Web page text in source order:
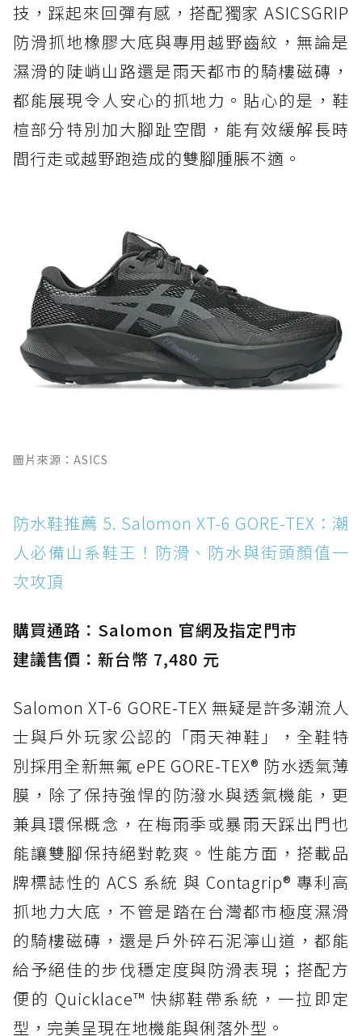
技，踩起來回彈有感，搭配獨家 ASICSGRIP
防滑抓地橡膠大底與專用越野齒紋，無論是
濕滑的陡峭山路還是雨天都市的騎樓磁磚，
都能展現令人安心的抓地力。貼心的是，鞋
楦部分特別加大腳趾空間，能有效緩解長時
間行走或越野跑造成的雙腳腫脹不適。
圖片來源：ASICS
防水鞋推薦 5. Salomon XT-6 GORE-TEX：潮
人必備山系鞋王！防滑、防水與街頭顏值一
次攻頂
購買通路：Salomon 官網及指定門市
建議售價：新台幣 7,480 元
Salomon XT-6 GORE-TEX 無疑是許多潮流人
士與戶外玩家公認的「雨天神鞋」，全鞋特
別採用全新無氟 ePE GORE-TEX® 防水透氣薄
膜，除了保持強悍的防潑水與透氣機能，更
兼具環保概念，在梅雨季或暴雨天踩出門也
能讓雙腳保持絕對乾爽。性能方面，搭載品
牌標誌性的 ACS 系統 與 Contagrip® 專利高
抓地力大底，不管是踏在台灣都市極度濕滑
的騎樓磁磚，還是戶外碎石泥濘山道，都能
給予絕佳的步伐穩定度與防滑表現；搭配方
便的 Quicklace™ 快綁鞋帶系統，一拉即定
型，完美呈現在地機能與俐落外型。